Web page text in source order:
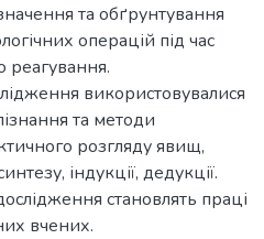
та обґрунтування
операцій під час
реагування.
використовувалися
та методи
розгляду явищ,
індукції, дедукції.
становлять праці
вчених.